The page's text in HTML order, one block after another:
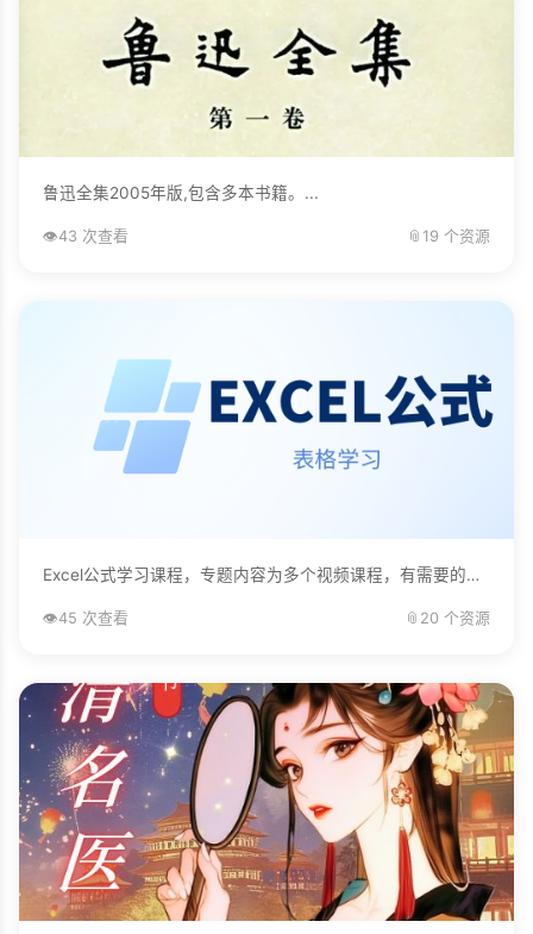
鲁迅全集2005年版,包含多本书籍。...
👁️43 次查看 📎 19 个资源
Excel公式学习课程，专题内容为多个视频课程，有需要的自己下载学习。...
👁️45 次查看 📎 20 个资源